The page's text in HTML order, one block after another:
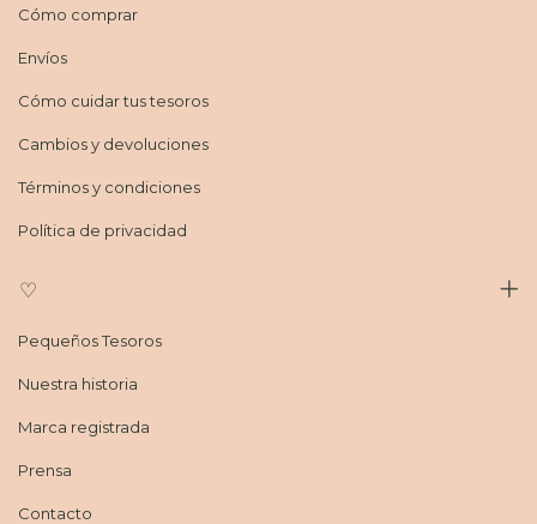
Cómo comprar
Envíos
Cómo cuidar tus tesoros
Cambios y devoluciones
Términos y condiciones
Política de privacidad
♡
Pequeños Tesoros
Nuestra historia
Marca registrada
Prensa
Contacto